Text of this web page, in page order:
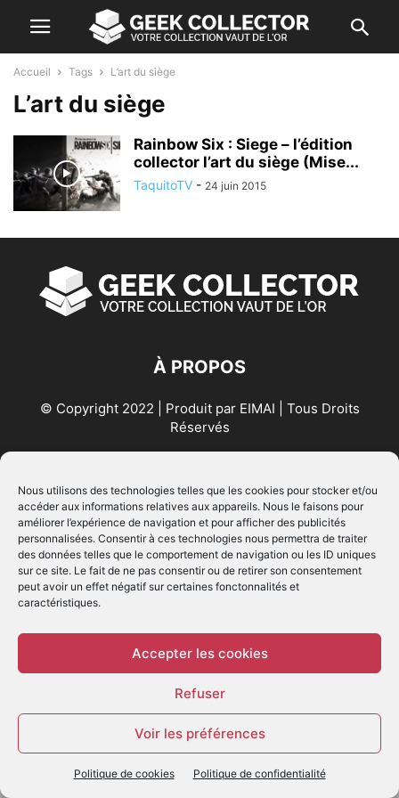
Nous utilisons des technologies telles que les cookies pour stocker et/ou
accéder aux informations relatives aux appareils. Nous le faisons pour
améliorer l’expérience de navigation et pour afficher des publicités
personnalisées. Consentir à ces technologies nous permettra de traiter
des données telles que le comportement de navigation ou les ID uniques
sur ce site. Le fait de ne pas consentir ou de retirer son consentement
peut avoir un effet négatif sur certaines fonctonnalités et
caractéristiques.
Accepter les cookies
Refuser
Voir les préférences
Politique de cookies Politique de confidentialité
Accueil Tags L’art du siège
L’art du siège
Rainbow Six : Siege – l’édition
collector l’art du siège (Mise...
TaquitoTV - 24 juin 2015
À PROPOS
© Copyright 2022 | Produit par EIMAI | Tous Droits
Réservés
SUIVEZ NOUS